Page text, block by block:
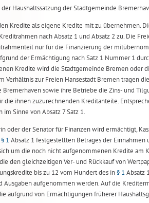
Haushaltssatzung der Stadtgemeinde
Kredite als eigene Kredite mit zu übernehmen.
nach Absatz 1 und Absatz 2 zu. Die
nur für die Finanzierung der
der Ermächtigung nach Satz 1 Nummer 1
Kredite wird die Stadtgemeinde Bremen oder
Verhältnis zur Freien Hansestadt Bremen tragen
Bremerhaven sowie ihre Betriebe die Zins- und
die ihnen zuzurechnenden Kreditanteile.
im Sinne von Absatz 7 Satz 1.
oder der Senator für Finanzen wird ermächtigt,
§ 1 Absatz 1 festgestellten Betrages der Einnahmen
um die noch nicht aufgenommenen Kredite am
den gleichzeitigen Ver- und Rückkauf von
bis zu 12 vom Hundert des in§ 1 Absatz
Ausgaben aufgenommen werden. Auf die
aufgrund von Ermächtigungen früherer